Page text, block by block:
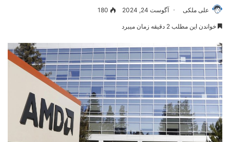
علی ملکی آگوست 24, 2024 180
خواندن این مطلب 2 دقیقه زمان میبرد